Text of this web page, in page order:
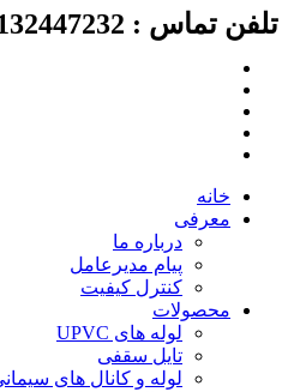
تلفن تماس : 04132447232
خانه
معرفی
درباره ما
پیام مدیرعامل
کنترل کیفیت
محصولات
لوله های UPVC
تایل سقفی
لوله و کانال های سیمانی